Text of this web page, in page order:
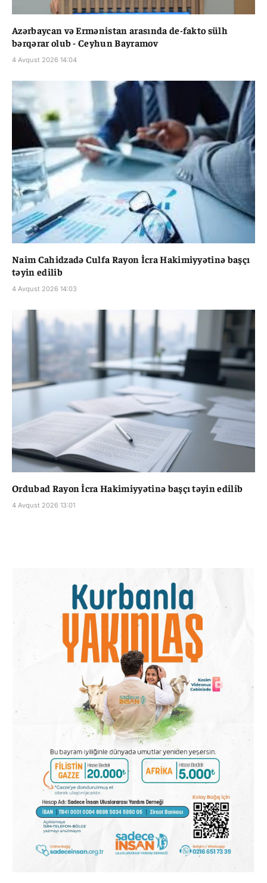
Azərbaycan və Ermənistan arasında de-fakto sülh
bərqərar olub - Ceyhun Bayramov
4 Avqust 2026 14:04
Naim Cahidzadə Culfa Rayon İcra Hakimiyyətinə başçı
təyin edilib
4 Avqust 2026 14:03
Ordubad Rayon İcra Hakimiyyətinə başçı təyin edilib
4 Avqust 2026 13:01